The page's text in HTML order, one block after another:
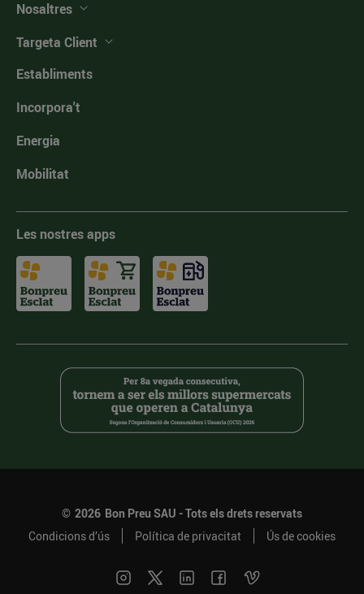
Nosaltres
Targeta Client
Establiments
Incorpora't
Energia
Mobilitat
Les nostres apps
© 2026 Bon Preu SAU - Tots els drets reservats
Condicions d’ús
Política de privacitat Ús de cookies